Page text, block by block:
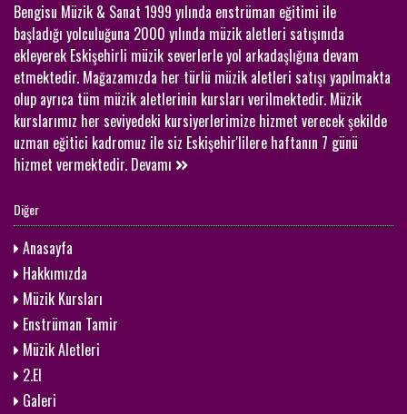
Bengisu Müzik & Sanat 1999 yılında enstrüman eğitimi ile
başladığı yolculuğuna 2000 yılında müzik aletleri satışınıda
ekleyerek Eskişehirli müzik severlerle yol arkadaşlığına devam
etmektedir. Mağazamızda her türlü müzik aletleri satışı yapılmakta
olup ayrıca tüm müzik aletlerinin kursları verilmektedir. Müzik
kurslarımız her seviyedeki kursiyerlerimize hizmet verecek şekilde
uzman eğitici kadromuz ile siz Eskişehir'lilere haftanın 7 günü
hizmet vermektedir. Devamı
Diğer
Anasayfa
Hakkımızda
Müzik Kursları
Enstrüman Tamir
Müzik Aletleri
2.El
Galeri